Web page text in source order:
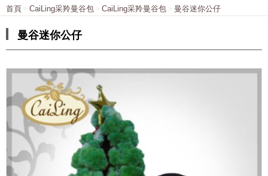
首頁 CaiLing采羚曼谷包 CaiLing采羚曼谷包 曼谷迷你公仔
曼谷迷你公仔